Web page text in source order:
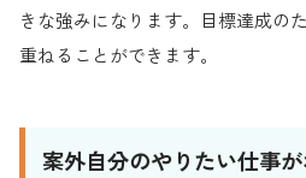
きな強みになります。目標達成の
重ねることができます。
案外自分のやりたい仕事